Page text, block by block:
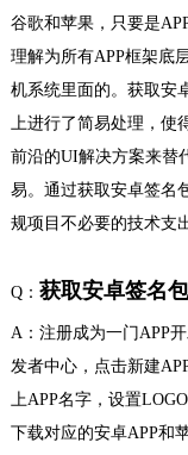
谷歌和苹果，只要是
理解为所有APP框架底
机系统里面的。获取安
上进行了简易处理，使
前沿的UI解决方案来替
易。通过获取安卓签名
规项目不必要的技术支
Q： 获取安卓签名
A：注册成为一门APP
发者中心，点击新建
上APP名字，设置
下载对应的安卓APP和